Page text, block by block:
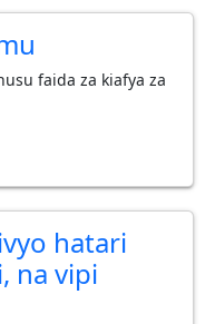
faida za kiafya za
hatari
na vipi